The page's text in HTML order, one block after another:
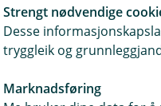
med kredittkortet
kan du ta ut pengar i
Strengt nødvendige
Desse
tryggleik og
Marknadsføring